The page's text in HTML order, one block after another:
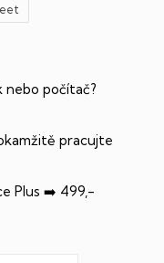
nebo počítač?
pracujte
Plus ➡️ 499,-